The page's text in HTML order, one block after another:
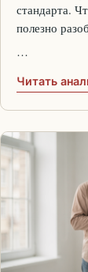
стандарта.
полезно
…
Читать